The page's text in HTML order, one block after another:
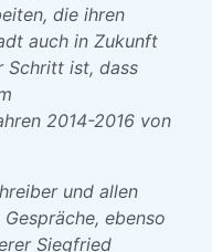
die ihren
auch in Zukunft
Schritt ist, dass
2014-2016 von
und allen
ebenso
Siegfried